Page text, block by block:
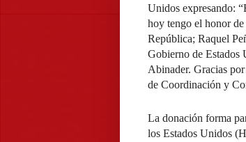
Unidos expresando:
hoy tengo el honor
República; Raquel
Gobierno de Estados
Abinader. Gracias por
de Coordinación y
La donación forma
los Estados Unidos